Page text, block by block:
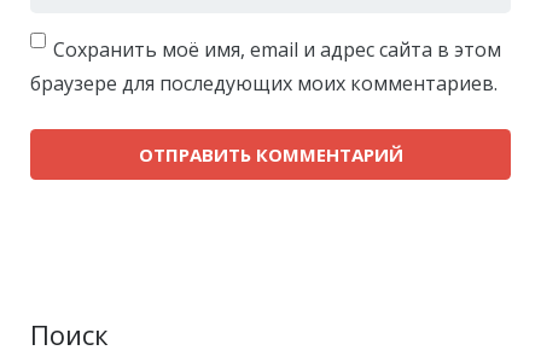
Сохранить моё имя, email и адрес сайта в этом
браузере для последующих моих комментариев.
Поиск